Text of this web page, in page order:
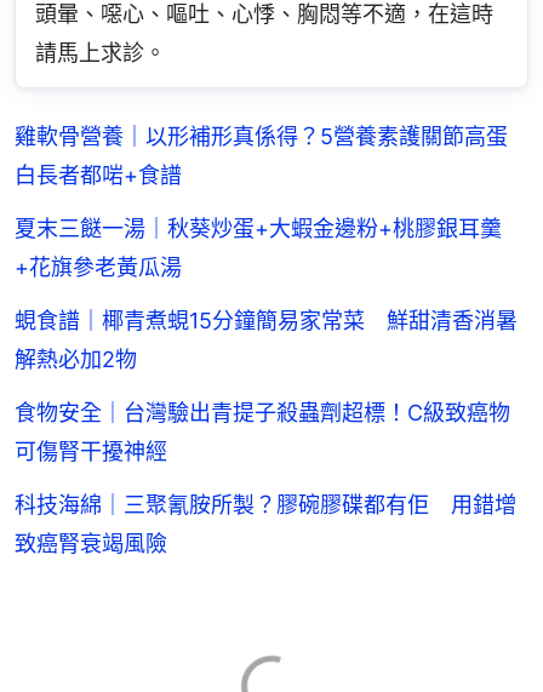
頭暈、噁心、嘔吐、心悸、胸悶等不適，在這時
請馬上求診。
雞軟骨營養｜以形補形真係得？5營養素護關節高蛋
白長者都啱+食譜
夏末三餸一湯｜秋葵炒蛋+大蝦金邊粉+桃膠銀耳羹
+花旗參老黃瓜湯
蜆食譜｜椰青煮蜆15分鐘簡易家常菜 鮮甜清香消暑
解熱必加2物
食物安全｜台灣驗出青提子殺蟲劑超標！C級致癌物
可傷腎干擾神經
科技海綿｜三聚氰胺所製？膠碗膠碟都有佢 用錯增
致癌腎衰竭風險